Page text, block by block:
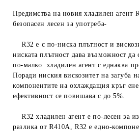
Предимства на новия хладилен агент
безопасен лесен за употреба-
R32 е с по-ниска плътност и
ниската плътност дава възможност да
по-малко хладилен агент с еднаква
Поради ниския вискозитет на загуба
компонентите на охлаждащия кръг
ефективност се повишава с до 5%.
R32 хладилен агент е по-лесен за
разлика от R410A, R32 е едно-